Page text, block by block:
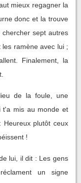
mieux regagner la
donc et la trouve
chercher sept autres
ramène avec lui ;
Finalement, la
de la foule, une
t'a mis au monde et
Heureux plutôt ceux
!
lui, il dit : Les gens
un signe